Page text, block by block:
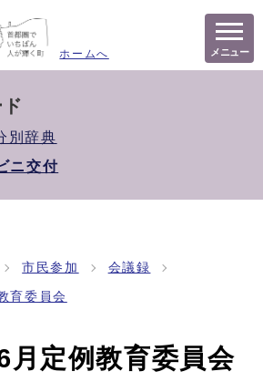
ホームへ メニュー
別辞典
ニ交付
市民参加 会議録
育委員会
月定例教育委員会